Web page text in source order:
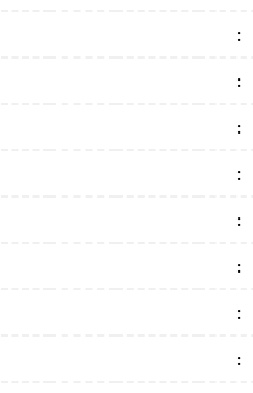
:
:
:
:
:
:
:
:
:
:
:
:
:
:
:
: